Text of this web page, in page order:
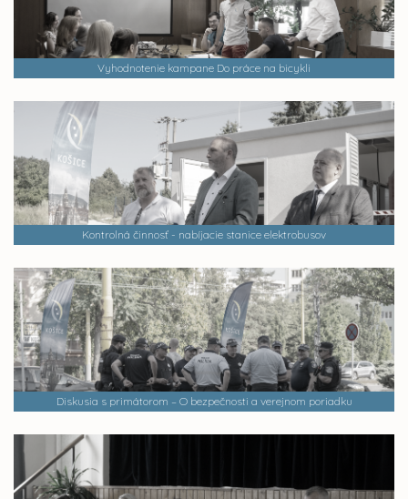
Vyhodnotenie kampane Do práce na bicykli
Kontrolná činnosť - nabíjacie stanice elektrobusov
Diskusia s primátorom – O bezpečnosti a verejnom poriadku